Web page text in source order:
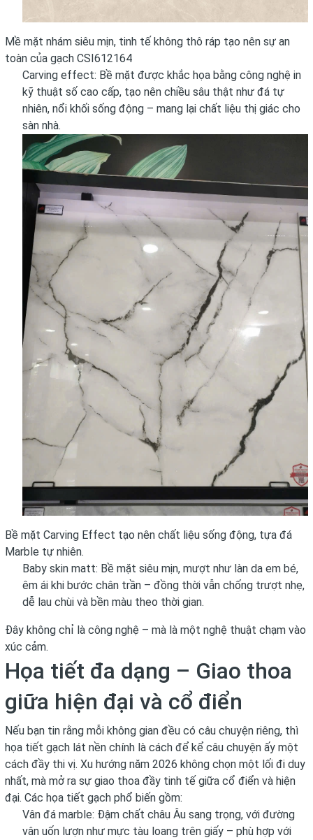
Mề mặt nhám siêu mịn, tinh tế không thô ráp tạo nên sự an
toàn của gạch CSI612164
Carving effect: Bề mặt được khắc họa bằng công nghệ in
kỹ thuật số cao cấp, tạo nên chiều sâu thật như đá tự
nhiên, nổi khối sống động – mang lại chất liệu thị giác cho
sàn nhà.
Bề mặt Carving Effect tạo nên chất liệu sống động, tựa đá
Marble tự nhiên.
Baby skin matt: Bề mặt siêu mịn, mượt như làn da em bé,
êm ái khi bước chân trần – đồng thời vẫn chống trượt nhẹ,
dễ lau chùi và bền màu theo thời gian.
Đây không chỉ là công nghệ – mà là một nghệ thuật chạm vào
xúc cảm.
Họa tiết đa dạng – Giao thoa
giữa hiện đại và cổ điển
Nếu bạn tin rằng mỗi không gian đều có câu chuyện riêng, thì
họa tiết gạch lát nền chính là cách để kể câu chuyện ấy một
cách đầy thi vị. Xu hướng năm 2026 không chọn một lối đi duy
nhất, mà mở ra sự giao thoa đầy tinh tế giữa cổ điển và hiện
đại. Các họa tiết gạch phổ biến gồm:
Vân đá marble: Đậm chất châu Âu sang trọng, với đường
vân uốn lượn như mực tàu loang trên giấy – phù hợp với